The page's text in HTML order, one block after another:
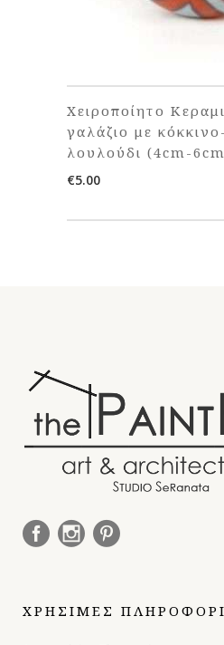
Χειροποίητο
γαλάζιο με
λουλούδι (4cm-
€5.00
ΧΡΗΣΙΜΕΣ